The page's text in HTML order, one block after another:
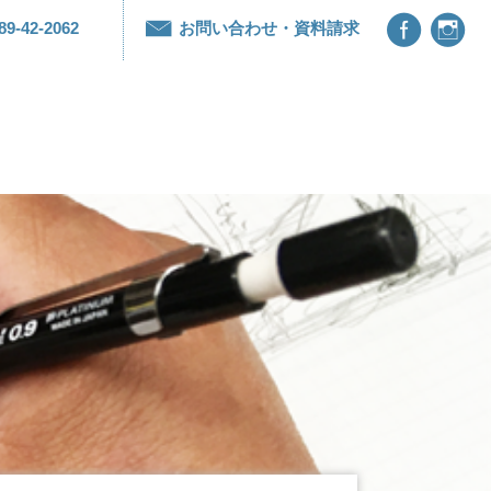
42-2062 お問い合わせ・資料請求  